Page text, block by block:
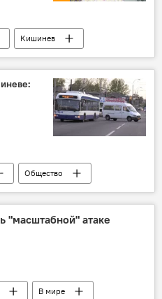
Кишинев
Кирьяковa
просроченные
Общество
примэрия
"масштабной" атаке
В мире